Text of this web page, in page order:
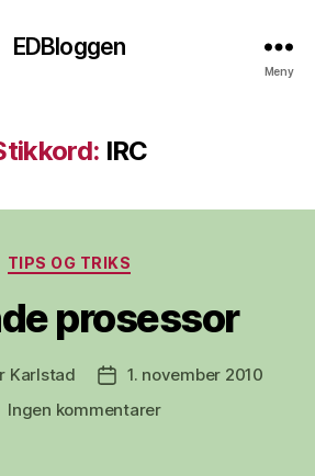
EDBloggen
Meny
IRC
Kategorier
TIPS OG TRIKS
prosessor
Karlstad Publiseringsdato
1. november 2010
Ingen kommentarertil